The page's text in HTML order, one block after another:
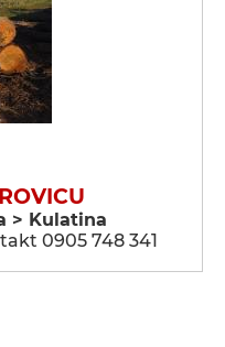
> Kulatina
0905 748 341